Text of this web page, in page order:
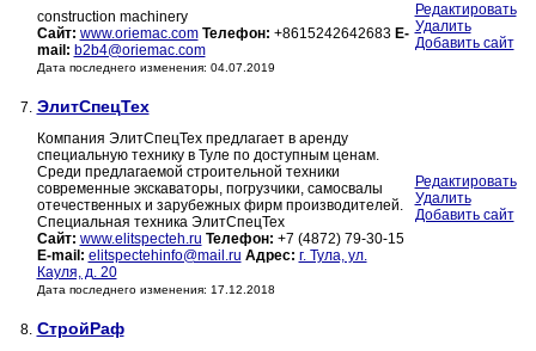
construction machinery
Сайт: www.oriemac.com Телефон: +8615242642683 E-
mail: b2b4@oriemac.com
Дата последнего изменения: 04.07.2019
Редактировать
Удалить
Добавить сайт
7. ЭлитСпецТех
Компания ЭлитСпецТех предлагает в аренду
специальную технику в Туле по доступным ценам.
Среди предлагаемой строительной техники
современные экскаваторы, погрузчики, самосвалы
отечественных и зарубежных фирм производителей.
Специальная техника ЭлитСпецТех
Сайт: www.elitspecteh.ru Телефон: +7 (4872) 79-30-15
E-mail: elitspectehinfo@mail.ru Адрес: г. Тула, ул.
Кауля, д. 20
Дата последнего изменения: 17.12.2018
Редактировать
Удалить
Добавить сайт
8. СтройРаф